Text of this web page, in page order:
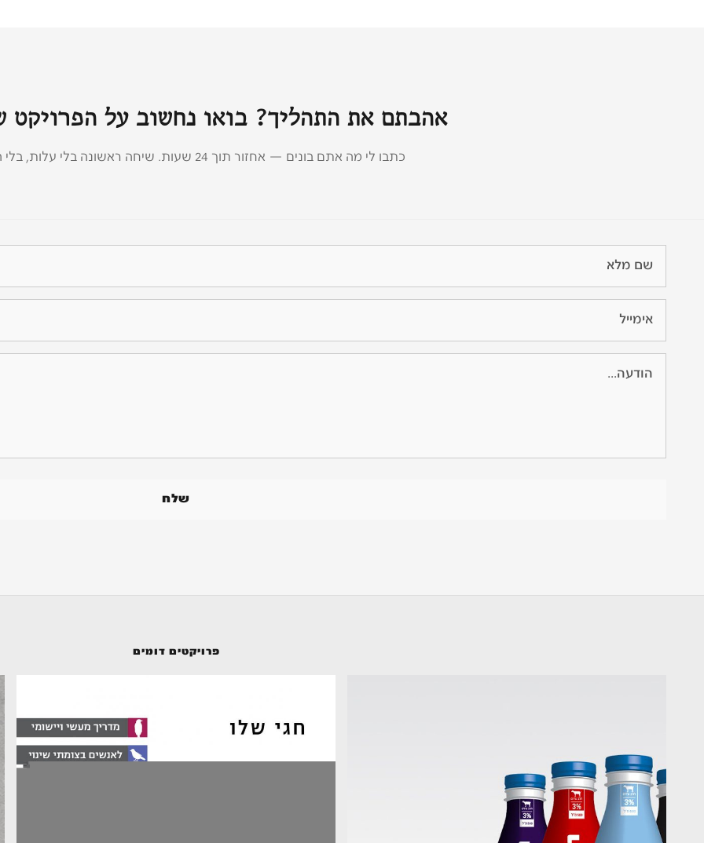
אהבתם את התהליך? בואו נחשוב על הפרויקט
כתבו לי מה אתם בונים — אחזור תוך 24 שעות. שיחה ראשונה בלי עלות, בלי התחייבות.
פרויקטים דומים